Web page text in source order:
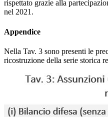
rispettato grazie alla
nel 2021.
Appendice
Nella Tav. 3 sono presenti le
ricostruzione della serie storica